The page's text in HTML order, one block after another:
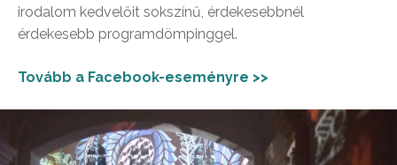
irodalom kedvelőit sokszínű, érdekesebbnél
érdekesebb programdömpinggel.
Tovább a Facebook-eseményre >>